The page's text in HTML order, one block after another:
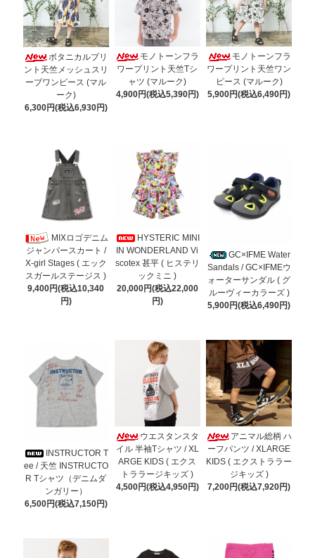
ボタニカルプリ
ント天竺メッシュスリ
ーブワンピース (マル
ーク)
6,300円(税込6,930円)
モノトーンフラ
ワープリント天竺Tシ
ャツ (マルーク)
4,900円(税込5,390円)
モノトーンフラ
ワープリント天竺ワン
ピース (マルーク)
5,900円(税込6,490円)
MIXロゴデニム
ジャンパースカート /
X-girl Stages ( エック
スガールステージス )
9,400円(税込10,340
円)
HYSTERIC MINI
IN WONDERLAND Vi
scotex 甚平 ( ヒステリ
ックミニ )
20,000円(税込22,000
円)
GC×IFME Water
Sandals / GC×IFMEウ
ォーターサンダル ( グ
ルーヴィーカラーズ )
5,900円(税込6,490円)
INSTRUCTOR T
ee / 天竺 INSTRUCTO
R Tシャツ（デニムダ
ンガリー）
6,500円(税込7,150円)
ウエスタンスタ
イル 半袖Tシャツ / XL
ARGE KIDS ( エクス
トララージキッズ )
4,500円(税込4,950円)
アニマル総柄 ハ
ーフパンツ / XLARGE
KIDS ( エクストララー
ジキッズ )
7,200円(税込7,920円)